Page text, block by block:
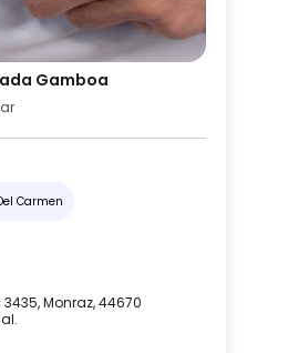
Gamboa
Carmen
Monraz, 44670